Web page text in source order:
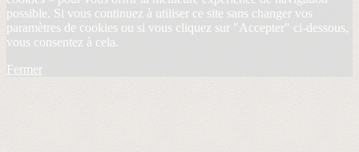
possible. Si vous continuez à utiliser ce site sans changer vos
paramètres de cookies ou si vous cliquez sur "Accepter" ci-dessous,
vous consentez à cela.
Fermer